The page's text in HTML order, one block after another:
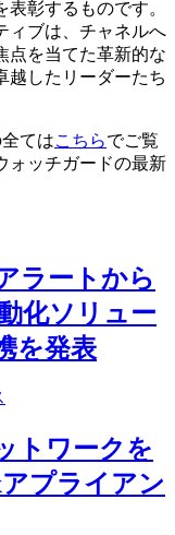
彰するものです。
ィブは、チャネルへ
点を当てた革新的な
越したリーダーたち
全てはこちらでご覧
ォッチガードの最新
ラートから
化ソリュー
を発表
トワークを
プライアン